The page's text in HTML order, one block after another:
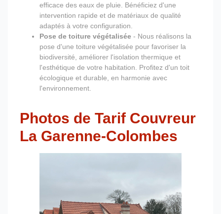
efficace des eaux de pluie. Bénéficiez d'une
intervention rapide et de matériaux de qualité
adaptés à votre configuration.
Pose de toiture végétalisée - Nous réalisons la
pose d'une toiture végétalisée pour favoriser la
biodiversité, améliorer l'isolation thermique et
l'esthétique de votre habitation. Profitez d'un toit
écologique et durable, en harmonie avec
l'environnement.
Photos de Tarif Couvreur
La Garenne-Colombes